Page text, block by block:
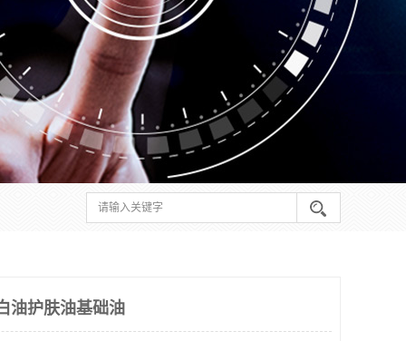
油护肤油基础油